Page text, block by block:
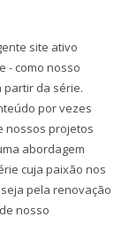
site ativo
- como nosso
partir da série.
por vezes
nossos projetos
abordagem
cuja paixão nos
pela renovação
nosso